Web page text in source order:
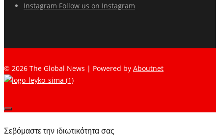
Instagram Follow us on Instagram
© 2026 The Global News | Powered by Aboutnet
Σεβόμαστε την ιδιωτικότητα σας